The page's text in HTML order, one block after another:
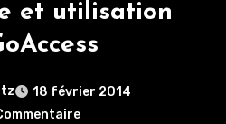
et utilisation
18 février 2014